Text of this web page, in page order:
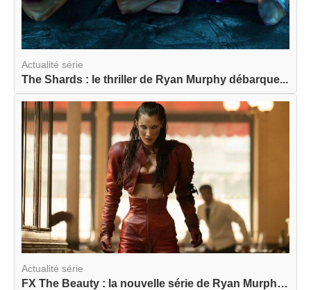
Actualité série
The Shards : le thriller de Ryan Murphy débarque...
Actualité série
FX The Beauty : la nouvelle série de Ryan Murphy...